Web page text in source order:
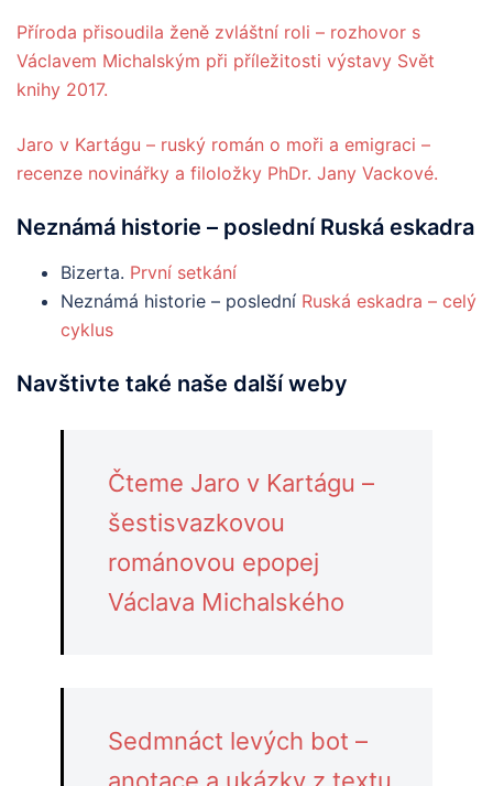
Příroda přisoudila ženě zvláštní roli – rozhovor s
Václavem Michalským při příležitosti výstavy Svět
knihy 2017.
Jaro v Kartágu – ruský román o moři a emigraci –
recenze novinářky a filoložky PhDr. Jany Vackové.
Neznámá historie – poslední Ruská eskadra
Bizerta. První setkání
Neznámá historie – poslední Ruská eskadra – celý
cyklus
Navštivte také naše další weby
Čteme Jaro v Kartágu –
šestisvazkovou
románovou epopej
Václava Michalského
Sedmnáct levých bot –